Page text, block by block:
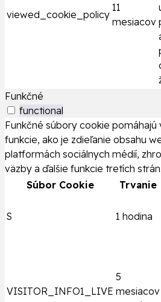
viewed_cookie_policy
11
mesiacov
Funkčné
functional
Funkčné súbory cookie
funkcie, ako je zdieľanie obsahu
platformách sociálnych médií,
väzby a ďalšie funkcie tretích strán.
Súbor Cookie
Trvanie
S 1 hodina
VISITOR_INFO1_LIVE
5
mesiacov